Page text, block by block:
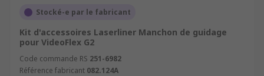
Stocké-e par le fabricant
Kit d'accessoires Laserliner Manchon de guidage
pour VideoFlex G2
Code commande RS 251-6982
Référence fabricant 082.124A